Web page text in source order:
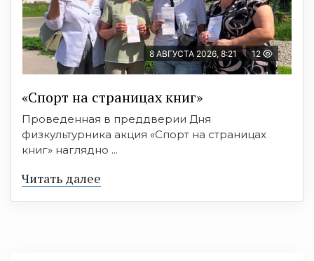
8 АВГУСТА 2026, 8:21 12
«Спорт на страницах книг»
Проведенная в преддверии Дня
физкультурника акция «Спорт на страницах
книг» наглядно ...
Читать далее